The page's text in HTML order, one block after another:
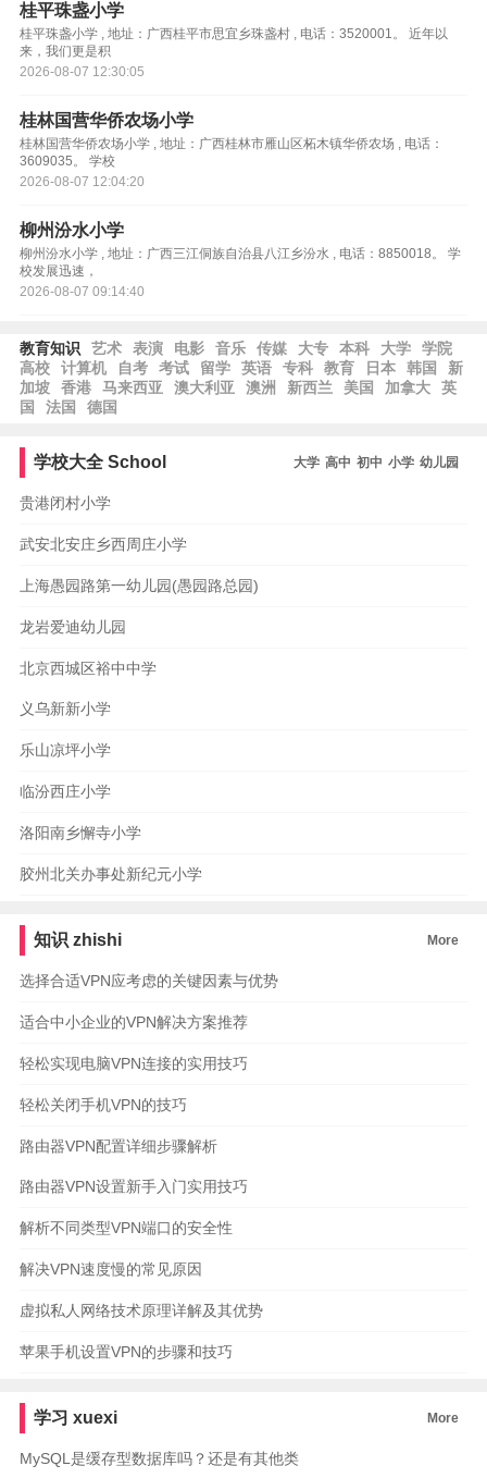
桂平珠盏小学
桂平珠盏小学 , 地址：广西桂平市思宜乡珠盏村 , 电话：3520001。 近年以
来，我们更是积
2026-08-07 12:30:05
桂林国营华侨农场小学
桂林国营华侨农场小学 , 地址：广西桂林市雁山区柘木镇华侨农场 , 电话：
3609035。 学校
2026-08-07 12:04:20
柳州汾水小学
柳州汾水小学 , 地址：广西三江侗族自治县八江乡汾水 , 电话：8850018。 学
校发展迅速，
2026-08-07 09:14:40
教育知识 艺术 表演 电影 音乐 传媒 大专 本科 大学
学院
高校
计算机 自考 考试 留学 英语 专科 教育 日本 韩国
新
加坡
香港 马来西亚 澳大利亚 澳洲 新西兰 美国 加拿大
英
国
法国 德国
学校大全 School 幼儿园
小学
初中
高中
大学
贵港闭村小学
武安北安庄乡西周庄小学
上海愚园路第一幼儿园(愚园路总园)
龙岩爱迪幼儿园
北京西城区裕中中学
义乌新新小学
乐山凉坪小学
临汾西庄小学
洛阳南乡懈寺小学
胶州北关办事处新纪元小学
知识 zhishi More
选择合适VPN应考虑的关键因素与优势
适合中小企业的VPN解决方案推荐
轻松实现电脑VPN连接的实用技巧
轻松关闭手机VPN的技巧
路由器VPN配置详细步骤解析
路由器VPN设置新手入门实用技巧
解析不同类型VPN端口的安全性
解决VPN速度慢的常见原因
虚拟私人网络技术原理详解及其优势
苹果手机设置VPN的步骤和技巧
学习 xuexi More
MySQL是缓存型数据库吗？还是有其他类